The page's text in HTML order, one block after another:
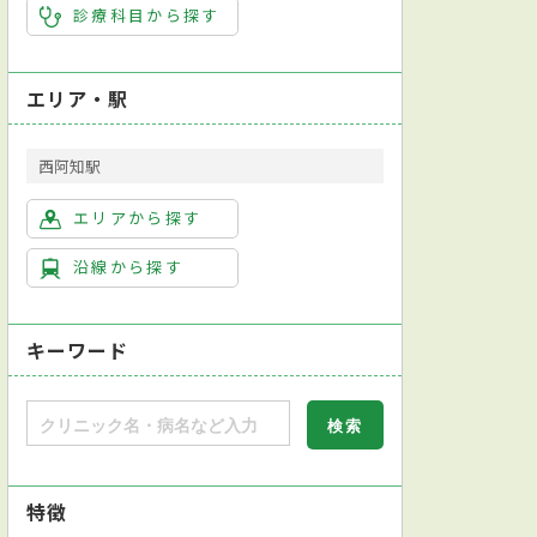
診療科目から探す
エリア・駅
西阿知駅
エリアから探す
沿線から探す
キーワード
特徴